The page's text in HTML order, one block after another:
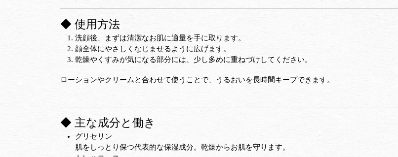
◆ 使用方法
洗顔後、まずは清潔なお肌に適量を手に取ります。
顔全体にやさしくなじませるように広げます。
乾燥やくすみが気になる部分には、少し多めに重ねづけしてください。
ローションやクリームと合わせて使うことで、うるおいを長時間キープできます。
◆ 主な成分と働き
グリセリン
肌をしっとり保つ代表的な保湿成分。乾燥からお肌を守ります。